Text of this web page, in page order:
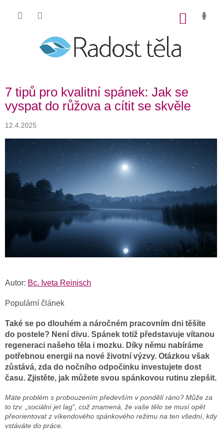
7 tipů pro kvalitní spánek: Jak se
vyspat do růžova a cítit se skvěle
12.4.2025
Autor: Bc. Iveta Reinisch
Populární článek
Také se po dlouhém a náročném pracovním dni těšíte
do postele? Není divu. Spánek totiž představuje vítanou
regeneraci našeho těla i mozku. Díky němu nabíráme
potřebnou energii na nové životní výzvy. Otázkou však
zůstává, zda do nočního odpočinku investujete dost
času. Zjistěte, jak můžete svou spánkovou rutinu zlepšit.
Máte problém s probouzením především v pondělí ráno? Může za
to tzv. „sociální jet lag“, což znamená, že vaše tělo se musí opět
přeorientovat z víkendového spánkového režimu na ten všední, kdy
vstáváte do práce.